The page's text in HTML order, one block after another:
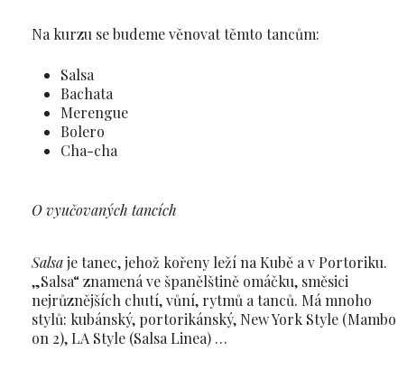
Na kurzu se budeme věnovat těmto tancům:
Salsa
Bachata
Merengue
Bolero
Cha-cha
O vyučovaných tancích
Salsaje tanec, jehož kořeny leží na Kubě a v Portoriku.
„Salsa“ znamená ve španělštině omáčku, směsici
nejrůznějších chutí, vůní, rytmů a tanců. Má mnoho
stylů: kubánský, portorikánský, New York Style (Mambo
on 2), LA Style (Salsa Linea) …